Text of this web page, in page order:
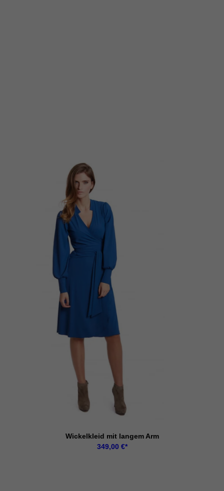
Wickelkleid mit langem Arm
349,00 €